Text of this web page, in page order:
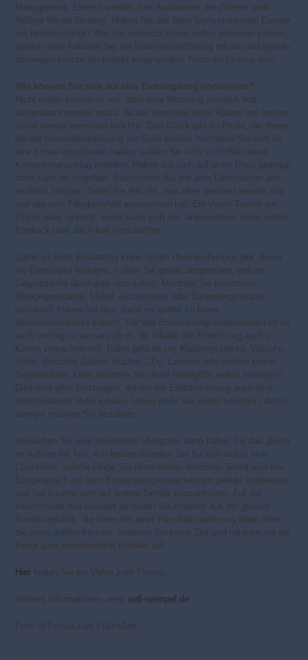
Management. Ebenso werden zum Ausräumen der Zimmer viele
fleißige Hände benötigt. Haben Sie das beim bevorstehenden Einsatz
mit berücksichtigt? Wie Sie vielleicht schon selbst erkennen können,
spielen viele Faktoren bei der Haushaltsauflösung mit ein und gerade
deswegen könnte ein perfekt eingespieltes Team die Lösung sein.
Wie können Sie sich auf eine Entrümplung vorbereiten?
Nicht selten kommt es vor, dass eine Wohnung ziemlich flott
ausgeräumt werden muss, da der Vermieter diese Räume am besten
sofort wieder vermieten möchte. Zum Glück gibt es Profis, die Ihnen
bei der Haushaltsauflösung zur Seite stehen. Nachdem Sie sich für
eine Firma entschieden haben, sollten Sie sich im Vorfeld einen
Kostenvoranschlag einholen. Haben Sie sich auf einen Preis geeinigt,
dann kann es losgehen. Besprechen Sie mit dem Dienstleister den
exakten Zeitplan. Teilen Sie ihm mit, was alles geräumt werden soll
und wie sein Tätigkeitsfeld auszusehen hat. Ein Vorort-Termin am
Objekt wäre sinnvoll, somit kann sich das Unternehmen einen ersten
Eindruck über die Arbeit verschaffen.
Damit es beim Einsatztag keine bösen Überraschungen gibt. Bevor
die Entrümpler loslegen, sollten Sie genau absprechen, welche
Gegenstände überhaupt raus sollen. Möchten Sie bestimmte
Wertgegenstände, Möbel, Accessoires oder Erinnerungsstücke
behalten? Klären Sie das, damit es später zu keine
Missverständnisse kommt. Für das Entrümplungsunternehmen ist es
auch wichtig zu wissen, ob es die Inhalte der Einrichtung auch in
Kisten verpacken soll. Dabei geht es um Kleidungsstücke, Wäsche,
Bilder, Geschirr, Gläser, Bücher, CDs, Lampen oder andere kleine
Gegenstände. Oder möchten Sie diese Handgriffe selbst erledigen?
Dies sind alles Leistungen, die bei der Endabrechnung auch eine
entscheidende Rolle spielen. Umso mehr Sie selbst erledigen, desto
weniger müssen Sie bezahlen.
Wünschen Sie eine besenreine Übergabe, dann halten Sie das gleich
im Auftrag mit fest. Am besten erstellen Sie für sich selbst eine
Checkliste, welche Dinge Sie übernehmen möchten. Somit wird das
Erstgespräch mit dem Entrümplungsunternehmen perfekt vorbereitet
und Sie können sich auf andere Details konzentrieren. Auf der
Internetseite rudi-ruempel.de finden Sie Anbieter aus der ganzen
Bundesrepublik, die Ihnen bei einer Haushaltsauflösung ideal unter
die Arme greifen können. Verlieren Sie keine Zeit und nehmen mit der
Firma ganz unverbindlich Kontakt auf.
Hier finden Sie ein Video zum Thema.
Weitere Informationen unter rudi-ruempel.de
Foto: @Fotolia.com / DoraZett